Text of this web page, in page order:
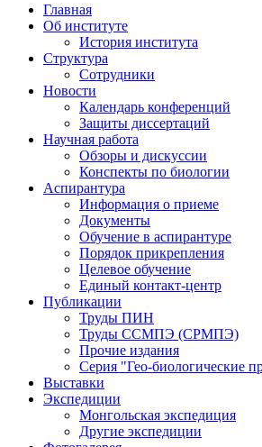
Главная
Об институте
История института
Структура
Сотрудники
Новости
Календарь конференций
Защиты диссертаций
Научная работа
Обзоры и дискуссии
Конспекты по биологии
Аспирантура
Информация о приеме
Документы
Обучение в аспирантуре
Порядок прикрепления
Целевое обучение
Единый контакт-центр
Публикации
Труды ПИН
Труды ССМПЭ (СРМПЭ)
Прочие издания
Серия "Гео-биологические
Выставки
Экспедиции
Монгольская экспедиция
Другие экспедиции